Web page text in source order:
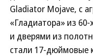
Gladiator Mojave, с
«Гладиатора» из
и дверями из
стали 17-дюймовые